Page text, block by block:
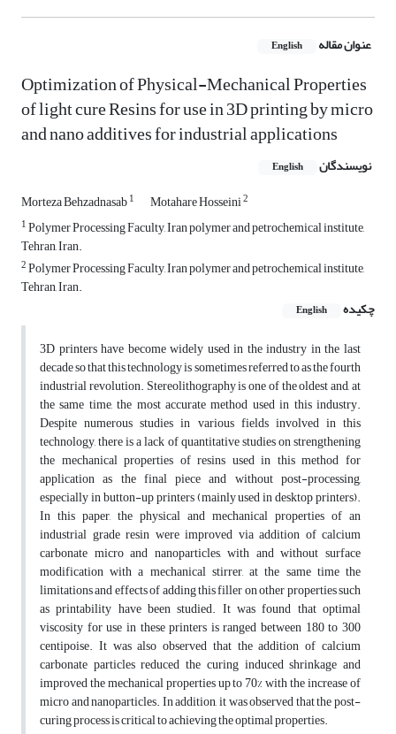
عنوان مقاله English
Optimization of Physical-Mechanical Properties
of light cure Resins for use in 3D printing by micro
and nano additives for industrial applications
نویسندگان English
Morteza Behzadnasab1 Motahare Hosseini2
1Polymer Processing Faculty, Iran polymer and petrochemical institute,
Tehran, Iran.
2Polymer Processing Faculty, Iran polymer and petrochemical institute,
Tehran, Iran.
چکیده
English
3D printers have become widely used in the industry in the last
decade so that this technology is sometimes referred to as the fourth
industrial revolution. Stereolithography is one of the oldest and, at
the same time, the most accurate method used in this industry.
Despite numerous studies in various fields involved in this
technology, there is a lack of quantitative studies on strengthening
the mechanical properties of resins used in this method for
application as the final piece and without post-processing,
especially in button-up printers (mainly used in desktop printers).
In this paper, the physical and mechanical properties of an
industrial grade resin were improved via addition of calcium
carbonate micro and nanoparticles, with and without surface
modification with a mechanical stirrer, at the same time the
limitations and effects of adding this filler on other properties such
as printability have been studied. It was found that optimal
viscosity for use in these printers is ranged between 180 to 300
centipoise. It was also observed that the addition of calcium
carbonate particles reduced the curing induced shrinkage and
improved the mechanical properties up to 70% with the increase of
micro and nanoparticles. In addition, it was observed that the post-
curing process is critical to achieving the optimal properties.